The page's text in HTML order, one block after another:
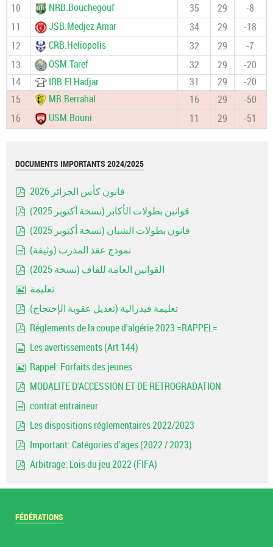
10 NRB.Bouchegouf 35 29
-8
11
JSB.Medjez Amar 34 29
-18
12
CRB.Heliopolis 32 29
-7
13
OSM.Taref 32 29
-20
14
IRB.El Hadjar 31 29
-20
15
MB.Berrahal 16 29
-50
16
USM.Bouni 11 29 -51
DOCUMENTS IMPORTANTS 2024/2025
قانون كأس الجزائر 2026
pdf
قوانين بطولات الأكابر (نسخة أكتوبر 2025)
pdf
قانون بطولات الشبان (نسخة أكتوبر 2025)
document
نموذج عقد المدرب (وثيقة)
pdf
القوانين العامة للفاف (نسخة 2025)
تعليمة
pdf
تعليمة فيدرالية (تعديل عقوبة الإحتجاج)
Réglements de la coupe d'algérie 2023 =RAPPEL=
Les avertissements (Art 144)
Rappel: Forfaits des jeunes
MODALITE D'ACCESSION ET DE RETROGRADATION
contrat entraineur
Les dispositions réglementaires 2022/2023
Important: Catégories d'ages (2022 / 2023)
Arbitrage: Lois du jeu 2022 (FIFA)
FÉDÉRATIONS